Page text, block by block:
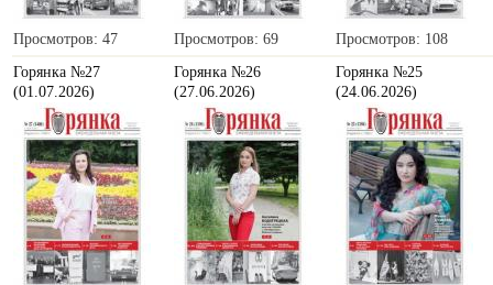
Просмотров: 47 Просмотров: 69
Просмотров: 108
Горянка №27
(01.07.2026)
Горянка №26
(27.06.2026)
Горянка №25
(24.06.2026)